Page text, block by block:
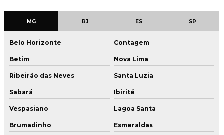
Projeto de instalação de gás predial
Renovação de avcb
Renovação de avcb minas gerais
Reparo vazamento de gas
MG RJ ES SP
Belo Horizonte Contagem
Betim Nova Lima
Ribeirão das Neves Santa Luzia
Sabará Ibirité
Vespasiano Lagoa Santa
Brumadinho Esmeraldas